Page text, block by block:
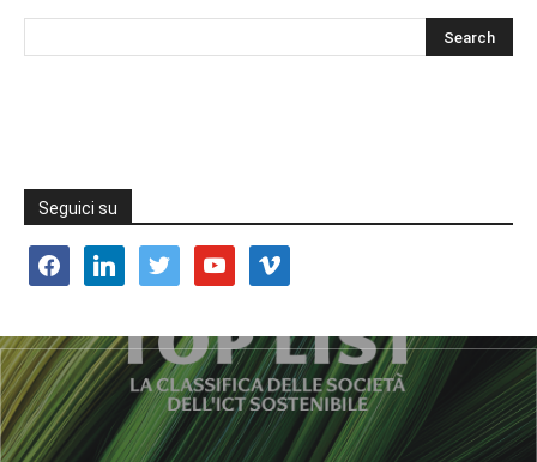
Seguici su
facebooklinkedin twitter youtube vimeo